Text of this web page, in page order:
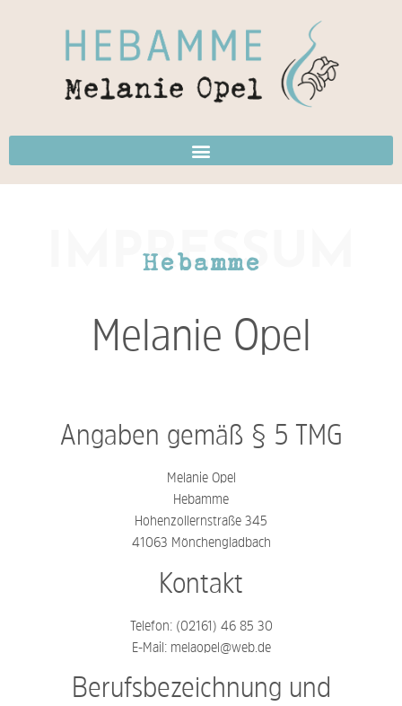
IMPRESSUM
Hebamme
Melanie Opel
Angaben gemäß § 5 TMG
Melanie Opel
Hebamme
Hohenzollernstraße 345
41063 Mönchengladbach
Kontakt
Telefon: (02161) 46 85 30
E-Mail: melaopel@web.de
Berufsbezeichnung und